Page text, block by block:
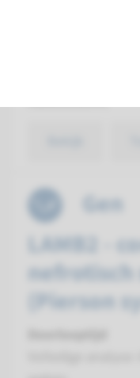
Volledige
Radboudumc
Gen
LAMB2 -
(Pierson